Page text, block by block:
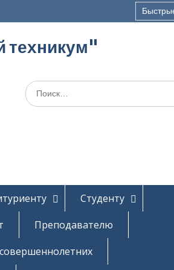
техникум"
Поиск
по:
Студенту
Преподавателю